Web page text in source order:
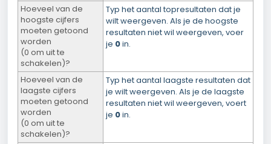
Hoeveel van de
hoogste cijfers
moeten getoond
worden
(0 om uit te
schakelen)?
Typ het aantal topresultaten dat je
wilt weergeven. Als je de hoogste
resultaten niet wil weergeven, voer
je 0in.
Hoeveel van de
laagste cijfers
moeten getoond
worden
(0 om uit te
schakelen)?
Typ het aantal laagste resultaten dat
je wilt weergeven. Als je de laagste
resultaten niet wil weergeven, voert
je 0in.